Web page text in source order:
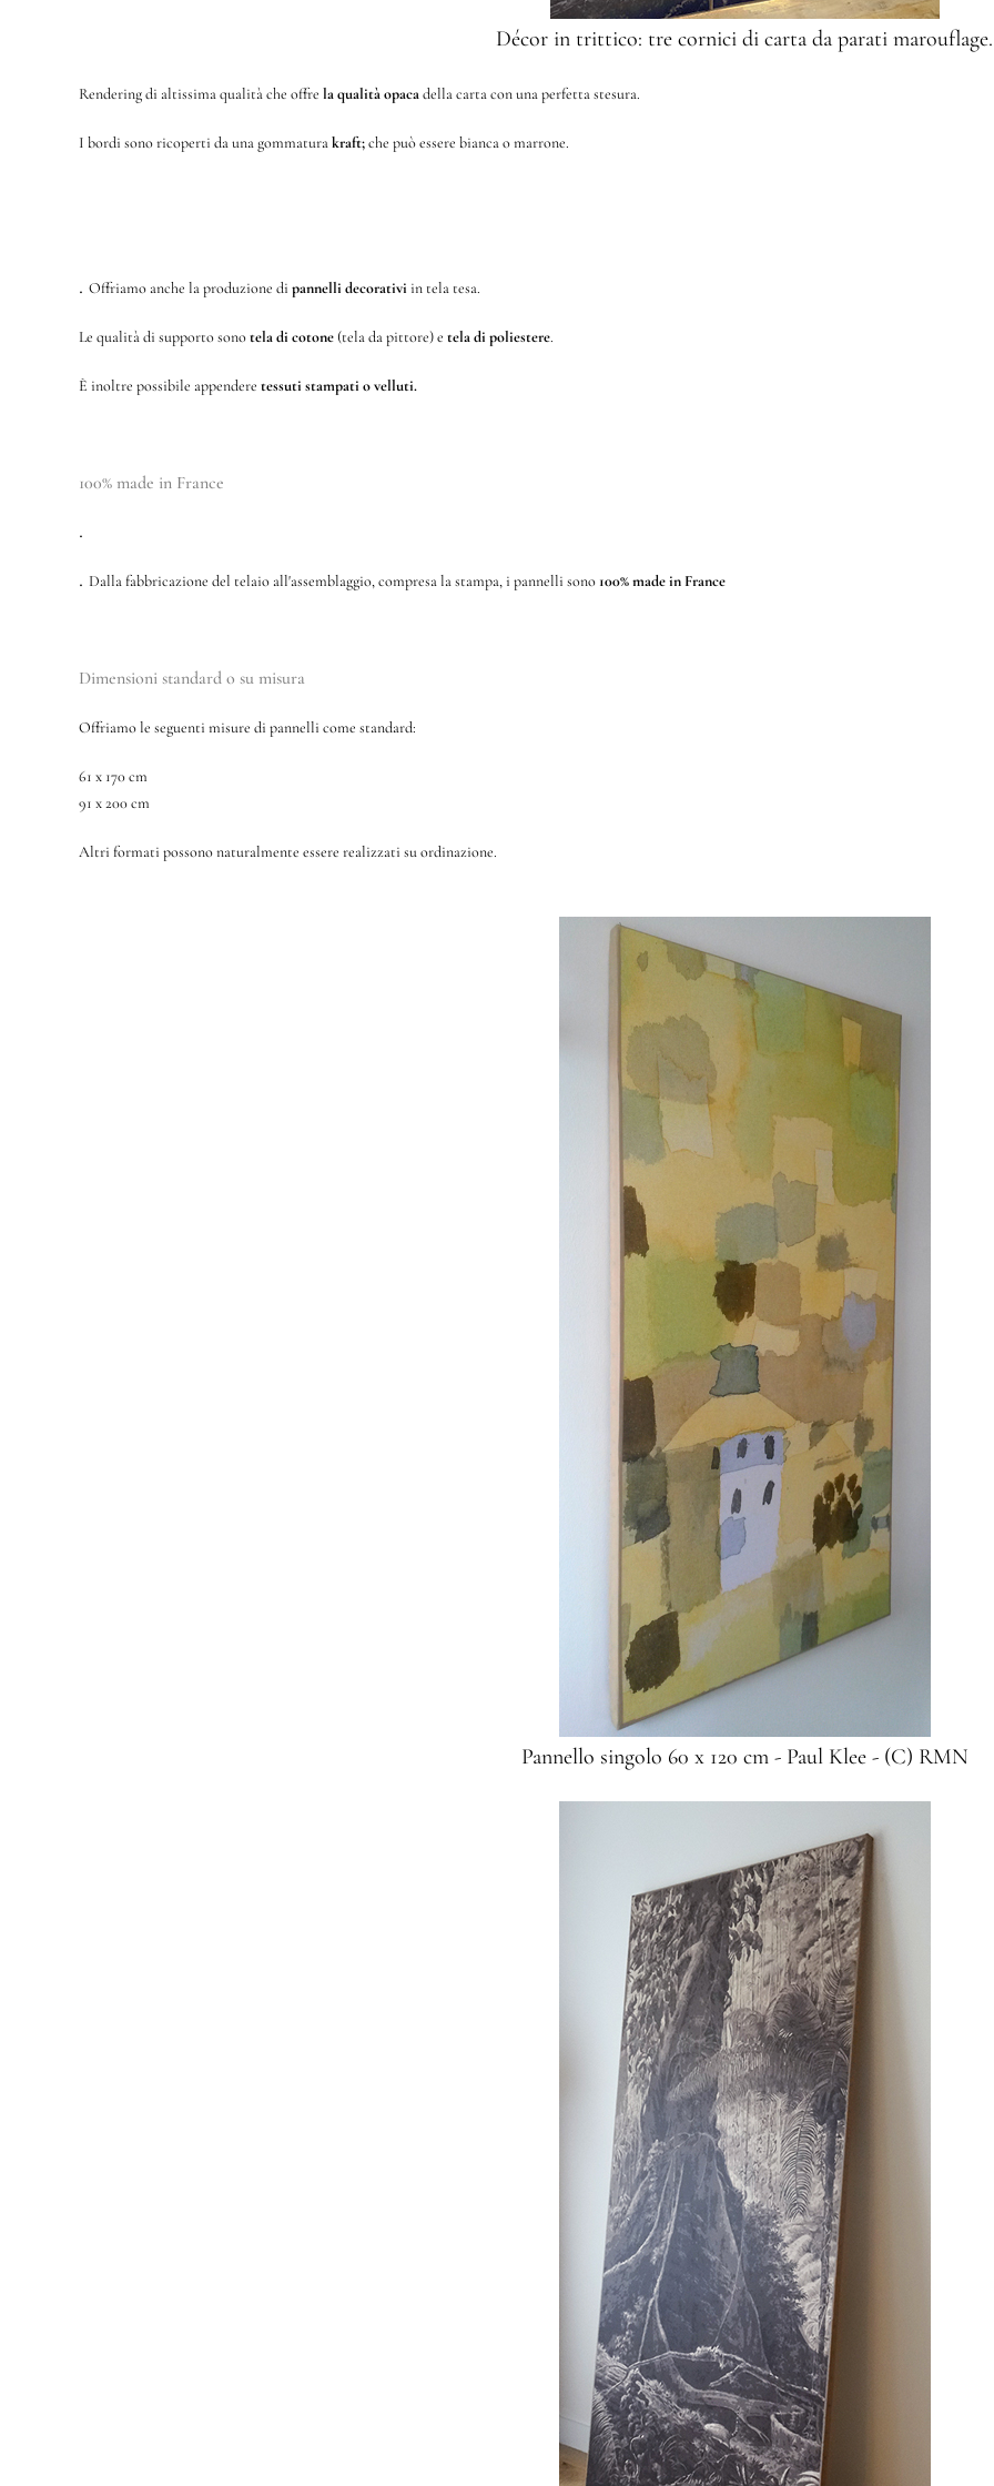
Décor in trittico: tre cornici di carta da parati marouflage.
Rendering di altissima qualità che offre la qualità opacadella carta con una perfetta stesura.
I bordi sono ricoperti da una gommaturakraft;che può essere bianca o marrone.
. Offriamo anche la produzione di pannelli decorativi in tela tesa.
Le qualità di supporto sonotela di cotone(tela da pittore) e tela di poliestere.
È inoltre possibile appendere tessuti stampati o velluti.
100% made in France
.
. Dalla fabbricazione del telaio all'assemblaggio, compresa la stampa, i pannelli sono 100% made in France
Dimensioni standard o su misura
Offriamo le seguenti misure di pannelli come standard:
61 x 170 cm
91 x 200 cm
Altri formati possono naturalmente essere realizzati su ordinazione.
Pannello singolo 60 x 120 cm - Paul Klee - (C) RMN